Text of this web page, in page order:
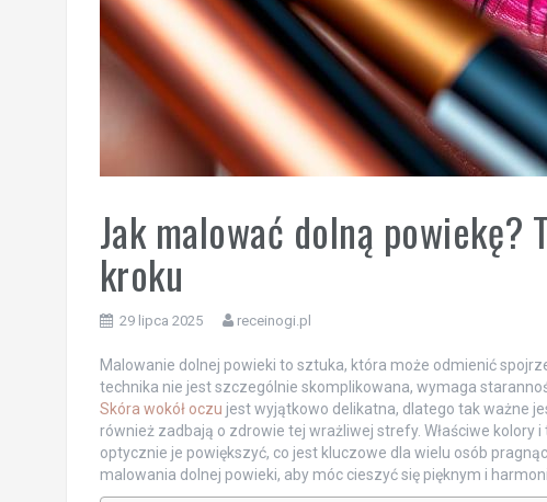
Jak malować dolną
kroku
29 lipca 2025 receinogi.pl
Malowanie dolnej powieki to sztuka, która może odmienić
technika nie jest szczególnie skomplikowana, wymaga
Skóra wokół oczu jest wyjątkowo delikatna, dlatego tak ważne
również zadbają o zdrowie tej wrażliwej strefy. Właściwe kolory
optycznie je powiększyć, co jest kluczowe dla wielu osób
malowania dolnej powieki, aby móc cieszyć się pięknym i